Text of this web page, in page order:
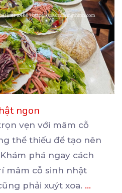
ngon
vẹn với mâm cỗ
thể thiếu để tạo nên
phá ngay cách
mâm cỗ sinh nhật
phải xuýt xoa. ...